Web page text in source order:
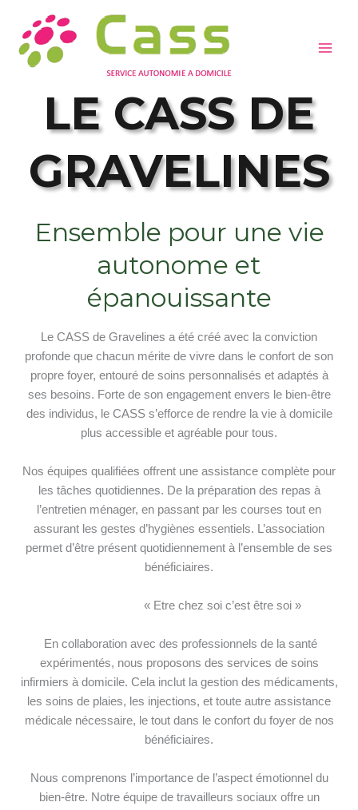
contenu
LE CASS DE
GRAVELINES
Ensemble pour une vie
autonome et
épanouissante
Le CASS de Gravelines a été créé avec la conviction
profonde que chacun mérite de vivre dans le confort de son
propre foyer, entouré de soins personnalisés et adaptés à
ses besoins. Forte de son engagement envers le bien-être
des individus, le CASS s’efforce de rendre la vie à domicile
plus accessible et agréable pour tous.
Nos équipes qualifiées offrent une assistance complète pour
les tâches quotidiennes. De la préparation des repas à
l’entretien ménager, en passant par les courses tout en
assurant les gestes d’hygiènes essentiels. L’association
permet d’être présent quotidiennement à l’ensemble de ses
bénéficiaires.
« Etre chez soi c’est être soi »
En collaboration avec des professionnels de la santé
expérimentés, nous proposons des services de soins
infirmiers à domicile. Cela inclut la gestion des médicaments,
les soins de plaies, les injections, et toute autre assistance
médicale nécessaire, le tout dans le confort du foyer de nos
bénéficiaires.
Nous comprenons l’importance de l’aspect émotionnel du
bien-être. Notre équipe de travailleurs sociaux offre un